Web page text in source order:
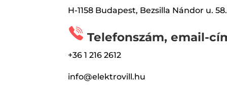
H-1158 Budapest, Bezsilla Nándor u. 58.
Telefonszám, email-
+36 1 216 2612
info@elektrovill.hu